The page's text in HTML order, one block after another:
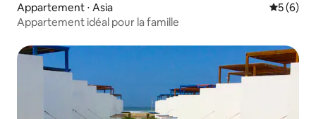
Appartement ⋅ Asia
5 (6)
Appartement idéal pour la famille